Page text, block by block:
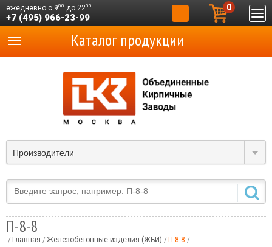
ежедневно с 900 до 2200
+7 (495) 966-23-99
0
Производители
Каталог продукции
П-8-8
Главная Железобетонные изделия (ЖБИ) П-8-8